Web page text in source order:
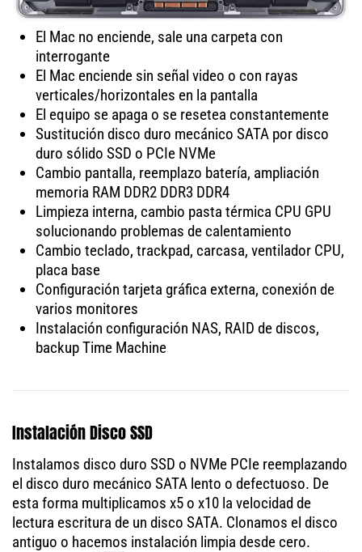
El Mac no enciende, sale una carpeta con
interrogante
El Mac enciende sin señal video o con rayas
verticales/horizontales en la pantalla
El equipo se apaga o se resetea constantemente
Sustitución disco duro mecánico SATA por disco
duro sólido SSD o PCIe NVMe
Cambio pantalla, reemplazo batería, ampliación
memoria RAM DDR2 DDR3 DDR4
Limpieza interna, cambio pasta térmica CPU GPU
solucionando problemas de calentamiento
Cambio teclado, trackpad, carcasa, ventilador CPU,
placa base
Configuración tarjeta gráfica externa, conexión de
varios monitores
Instalación configuración NAS, RAID de discos,
backup Time Machine
Instalación Disco SSD
Instalamos disco duro SSD o NVMe PCIe reemplazando
el disco duro mecánico SATA lento o defectuoso. De
esta forma multiplicamos x5 o x10 la velocidad de
lectura escritura de un disco SATA. Clonamos el disco
antiguo o hacemos instalación limpia desde cero.